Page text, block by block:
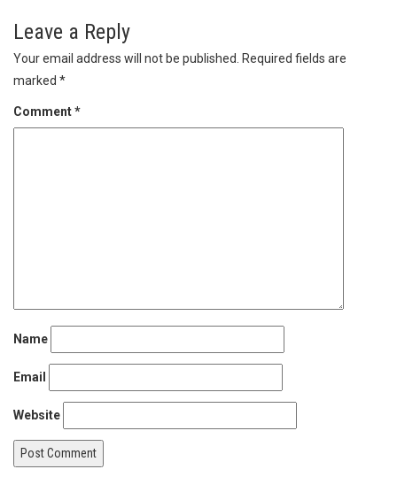
Leave a Reply
Your email address will not be published.
Required fields are
marked *
Comment*
Name
Email
Website